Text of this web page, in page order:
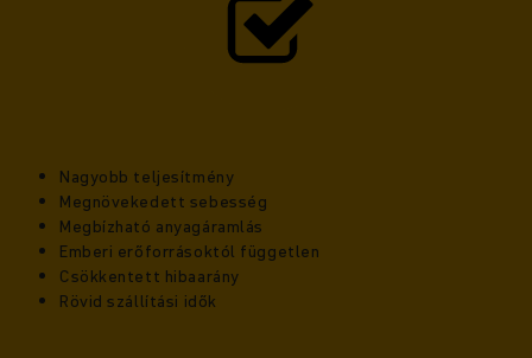
Nagyobb teljesítmény
Megnövekedett sebesség
Megbízható anyagáramlás
Emberi erőforrásoktól független
Csökkentett hibaarány
Rövid szállítási idők